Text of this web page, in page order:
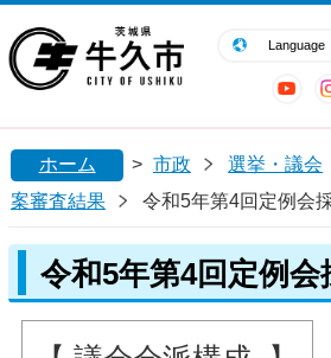
Language
閉じる
ホーム > 市政 選挙・議会
案審査結果
令和5年第4回定例会
令和5年第4回定例会